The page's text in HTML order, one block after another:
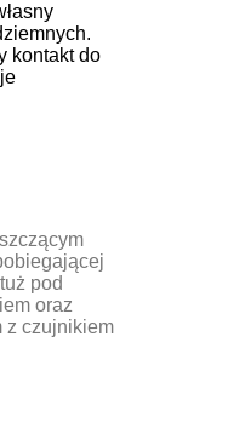
kontakt do
pod
oraz
z czujnikiem